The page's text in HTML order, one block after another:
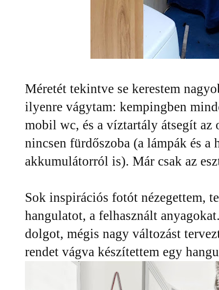
Méretét tekintve se kerestem
ilyenre vágytam: kempingben
mobil wc, és a víztartály átsegít
nincsen fürdőszoba (a lámpák és a
akkumulátorról is). Már csak az
Sok inspirációs fotót nézegettem,
hangulatot, a felhasznált
dolgot, mégis nagy változást
rendet vágva készítettem egy